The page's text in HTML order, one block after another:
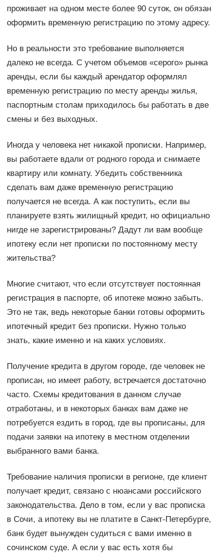
проживает на одном месте более 90 суток, он обязан
оформить временную регистрацию по этому адресу.
Но в реальности это требование выполняется
далеко не всегда. С учетом объемов «серого» рынка
аренды, если бы каждый арендатор оформлял
временную регистрацию по месту аренды жилья,
паспортным столам приходилось бы работать в две
смены и без выходных.
Иногда у человека нет никакой прописки. Например,
вы работаете вдали от родного города и снимаете
квартиру или комнату. Убедить собственника
сделать вам даже временную регистрацию
получается не всегда. А как поступить, если вы
планируете взять жилищный кредит, но официально
нигде не зарегистрированы? Дадут ли вам вообще
ипотеку если нет прописки по постоянному месту
жительства?
Многие считают, что если отсутствует постоянная
регистрация в паспорте, об ипотеке можно забыть.
Это не так, ведь некоторые банки готовы оформить
ипотечный кредит без прописки. Нужно только
знать, какие именно и на каких условиях.
Получение кредита в другом городе, где человек не
прописан, но имеет работу, встречается достаточно
часто. Схемы кредитования в данном случае
отработаны, и в некоторых банках вам даже не
потребуется ездить в город, где вы прописаны, для
подачи заявки на ипотеку в местном отделении
выбранного вами банка.
Требование наличия прописки в регионе, где клиент
получает кредит, связано с нюансами российского
законодательства. Дело в том, если у вас прописка
в Сочи, а ипотеку вы не платите в Санкт-Петербурге,
банк будет вынужден судиться с вами именно в
сочинском суде. А если у вас есть хотя бы